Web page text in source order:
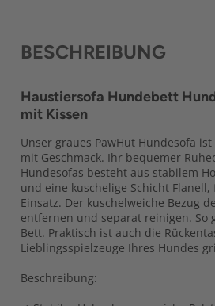
BESCHREIBUNG
Haustiersofa Hundebett
mit Kissen
Unser graues PawHut Hundesofa
mit Geschmack. Ihr bequemer
Hundesofas besteht aus stabilem
und eine kuschelige Schicht
Einsatz. Der kuschelweiche Bezug
entfernen und separat reinigen. So
Bett. Praktisch ist auch die
Lieblingsspielzeuge Ihres Hundes
Beschreibung: